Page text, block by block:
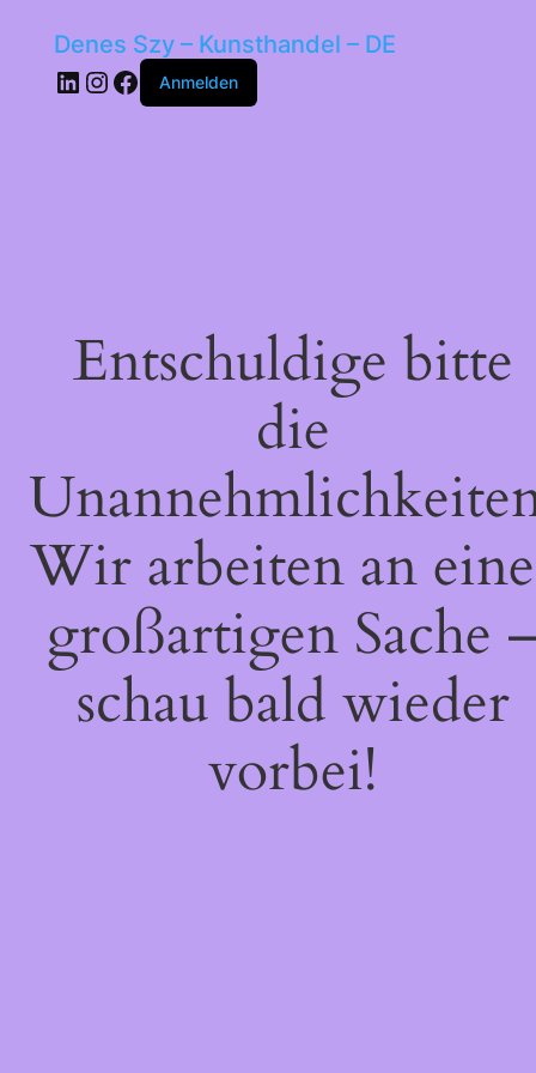
Denes Szy – Kunsthandel – DE
LinkedIn
Instagram
Facebook
Anmelden
Entschuldige bitte
die
Wir arbeiten an
großartigen Sache
schau bald wieder
vorbei!